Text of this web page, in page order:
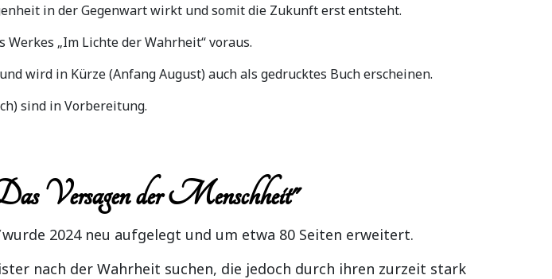
in der Gegenwart wirkt und somit die Zukunft erst entsteht.
„Im Lichte der Wahrheit“ voraus.
wird in Kürze (Anfang August) auch als gedrucktes Buch erscheinen.
sind in Vorbereitung.
Versagen der Menschheit"
2024 neu aufgelegt und um etwa 80 Seiten erweitert.
nach der Wahrheit suchen, die jedoch durch ihren zurzeit stark